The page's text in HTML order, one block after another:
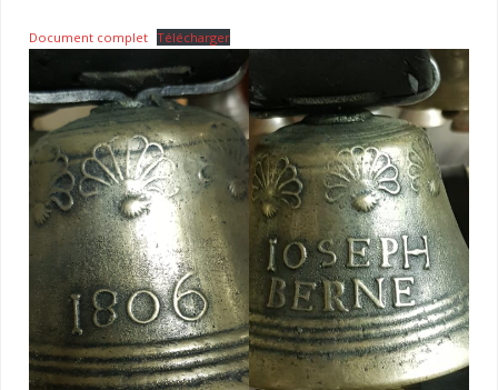
Document complet Télécharger